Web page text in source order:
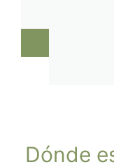
Dónde